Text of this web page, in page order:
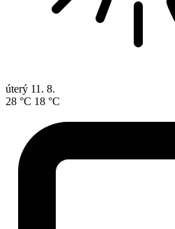
úterý 11. 8.
28 °C 18 °C